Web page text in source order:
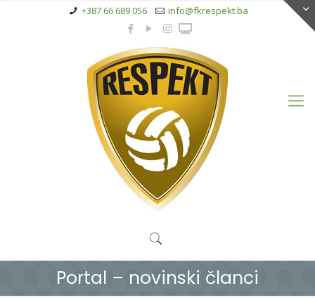
+387 66 689 056 info@fkrespekt.ba
Portal – novinski članci